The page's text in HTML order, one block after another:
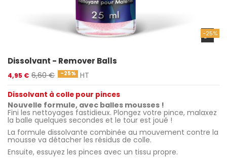
-25%
Dissolvant - Remover Balls
4,95 € 6,60 € -25% HT
Dissolvant à colle pour pinces
Nouvelle formule, avec balles mousses !
Fini les nettoyages fastidieux. Plongez votre pince, malaxez
la balle quelques secondes et le tour est joué !
La formule dissolvante combinée au mouvement contre la
mousse va détacher les résidus de colle.
Ensuite, essuyez les pinces avec un tissu propre.